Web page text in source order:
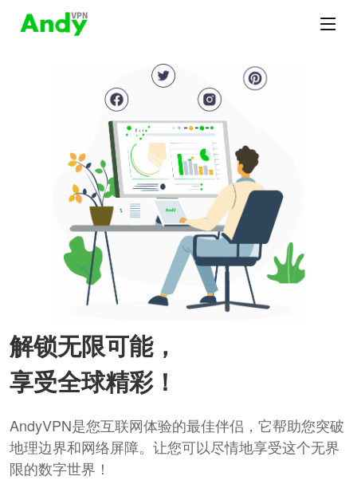
解锁无限可能，
享受全球精彩！
AndyVPN是您互联网体验的最佳伴侣，它帮助您突破
地理边界和网络屏障。让您可以尽情地享受这个无界
限的数字世界！